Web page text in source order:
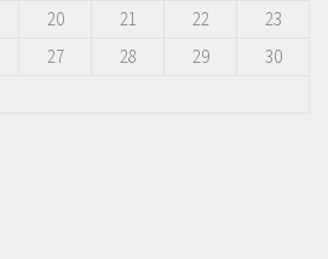
20 21 22
23
27 28 29
30